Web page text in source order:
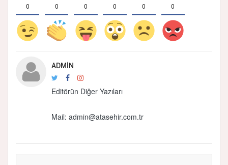
0 0 0 0 0 0
ADMIN
Editörün Diğer Yazıları
Mail: admin@atasehir.com.tr